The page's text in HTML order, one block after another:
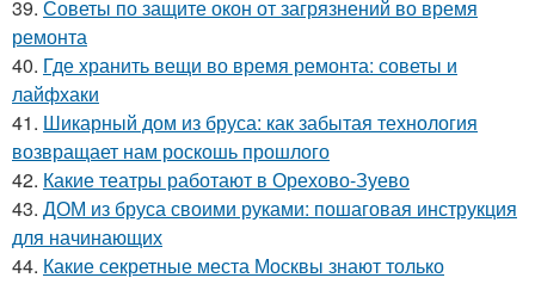
39. Советы по защите окон от загрязнений во время
ремонта
40. Где хранить вещи во время ремонта: советы и
лайфхаки
41. Шикарный дом из бруса: как забытая технология
возвращает нам роскошь прошлого
42. Какие театры работают в Орехово-Зуево
43. ДОМ из бруса своими руками: пошаговая инструкция
для начинающих
44. Какие секретные места Москвы знают только